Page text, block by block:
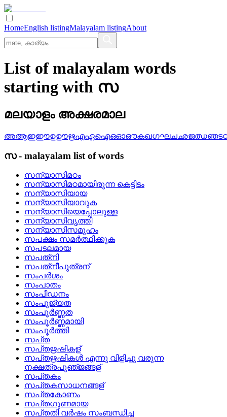
HomeEnglish listingMalayalam listingAbout
List of malayalam words
starting with സ
മലയാളം അക്ഷരമാല
അആഇഈഉഊഋഎഏഐഒഓഔകഖഗഘചഛജഝഞട
സ- malayalam list of words
സന്യാസിമഠം
സന്യാസിമഠമായിരുന്ന കെട്ടിടം
സന്യാസിയായ
സന്യാസിയാവുക
സന്യാസിയെപ്പോലുള്ള
സന്യാസിവൃത്തി
സന്യാസിസമൂഹം
സപക്ഷം സമര്‍ത്ഥിക്കുക
സപടലമായ
സപത്‌നി
സപത്‌നീപുത്രന്
സംപര്‍ശം
സംപാതം
സംപീഡനം
സംപൂജ്യത
സംപൂര്‍ണ്ണത
സംപൂര്‍ണ്ണമായി
സംപൂര്‍ത്തി
സപ്‌ത
സപ്‌തഋഷികള്
സപ്‌തഋഷികള്‍ എന്നു വിളിച്ചു വരുന്ന
നക്ഷത്രപുഞ്‌ജങ്ങള്
സപ്‌തകം
സപ്‌തകസാധനങ്ങള്
സപ്‌തകോണം
സപ്‌തഗുണമായ
സപ്‌തതി വര്‍ഷം സംബന്ധിച്ച